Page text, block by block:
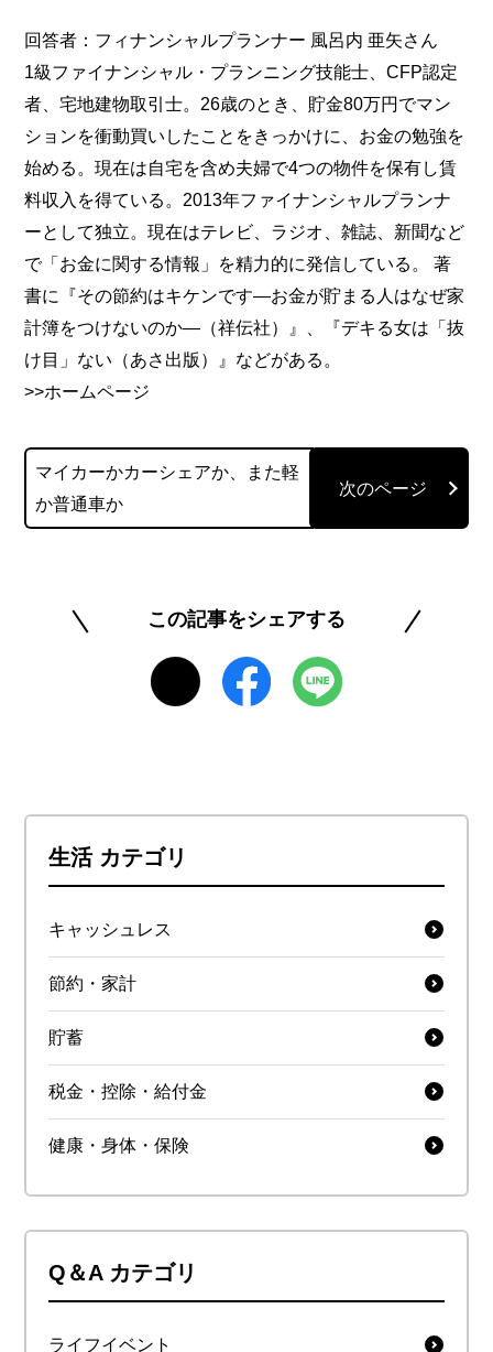
回答者： フィナンシャルプランナー 風呂内 亜矢さん
1級ファイナンシャル・プランニング技能士、CFP認定
者、宅地建物取引士。26歳のとき、貯金80万円でマン
ションを衝動買いしたことをきっかけに、お金の勉強を
始める。現在は自宅を含め夫婦で4つの物件を保有し賃
料収入を得ている。2013年ファイナンシャルプランナ
ーとして独立。現在はテレビ、ラジオ、雑誌、新聞など
で「お金に関する情報」を精力的に発信している。 著
書に『その節約はキケンです—お金が貯まる人はなぜ家
計簿をつけないのか—（祥伝社）』、『デキる女は「抜
け目」ない（あさ出版）』などがある。
>>ホームページ
マイカーかカーシェアか、また軽
か普通車か
この記事をシェアする
生活 カテゴリ
キャッシュレス
節約・家計
貯蓄
税金・控除・給付金
健康・身体・保険
Q＆A カテゴリ
ライフイベント